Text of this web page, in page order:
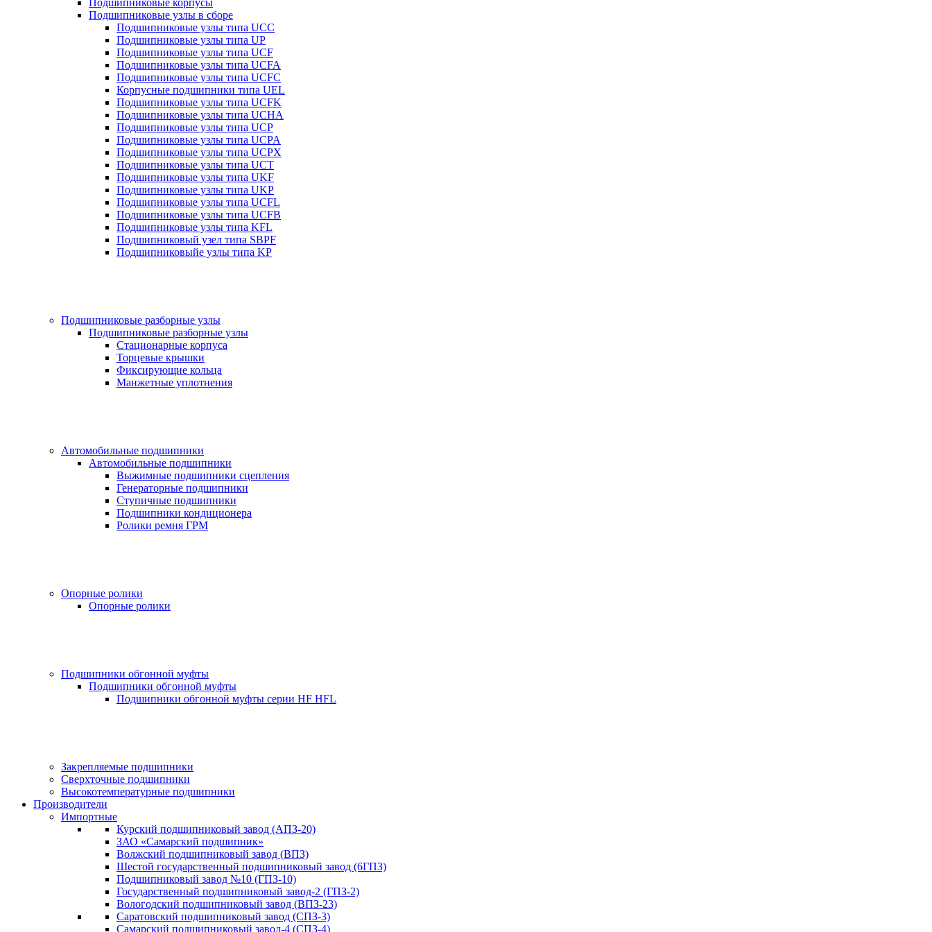
Подшипниковые корпусы
Подшипниковые узлы в сборе
Подшипниковые узлы типа UCC
Подшипниковые узлы типа UP
Подшипниковые узлы типа UCF
Подшипниковые узлы типа UCFA
Подшипниковые узлы типа UCFC
Корпусные подшипники типа UEL
Подшипниковые узлы типа UCFK
Подшипниковые узлы типа UCHA
Подшипниковые узлы типа UCP
Подшипниковые узлы типа UCPA
Подшипниковые узлы типа UCPX
Подшипниковые узлы типа UCT
Подшипниковые узлы типа UKF
Подшипниковые узлы типа UKP
Подшипниковые узлы типа UCFL
Подшипниковые узлы типа UCFB
Подшипниковые узлы типа KFL
Подшипниковый узел типа SBPF
Подшипниковыйе узлы типа KP
Подшипниковые разборные узлы
Подшипниковые разборные узлы
Стационарные корпуса
Торцевые крышки
Фиксирующие кольца
Манжетные уплотнения
Автомобильные подшипники
Автомобильные подшипники
Выжимные подшипники сцепления
Генераторные подшипники
Ступичные подшипники
Подшипники кондиционера
Ролики ремня ГРМ
Опорные ролики
Опорные ролики
Подшипники обгонной муфты
Подшипники обгонной муфты
Подшипники обгонной муфты серии HF HFL
Закрепляемые подшипники
Сверхточные подшипники
Высокотемпературные подшипники
Производители
Импортные
Курский подшипниковый завод (АПЗ-20)
ЗАО «Самарский подшипник»
Волжский подшипниковый завод (ВПЗ)
Шестой государственный подшипниковый завод (6ГПЗ)
Подшипниковый завод №10 (ГПЗ-10)
Государственный подшипниковый завод-2 (ГПЗ-2)
Вологодский подшипниковый завод (ВПЗ-23)
Саратовский подшипниковый завод (СПЗ-3)
Самарский подшипниковый завод-4 (СПЗ-4)